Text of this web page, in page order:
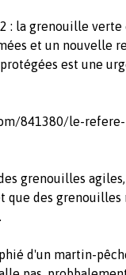
: la grenouille
et un nouvelle
est une
841380/le-
grenouilles
que des grenouilles
d'un martin-